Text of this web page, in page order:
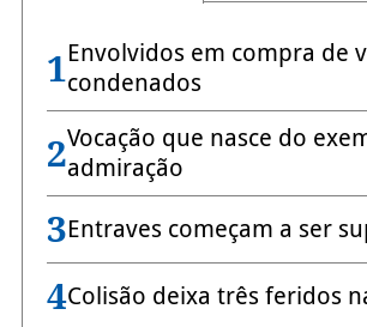
1Envolvidos em compra de
condenados
2Vocação que nasce do
admiração
3Entraves começam a ser
4Colisão deixa três feridos